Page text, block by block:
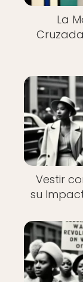
La
Vestir
su